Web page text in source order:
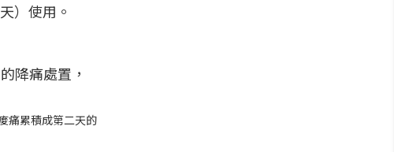
）使用。
痛累積成第二天的